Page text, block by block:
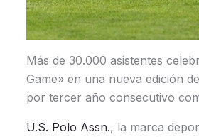
Más de 30.000 asistentes
Game» en una nueva edición
por tercer año consecutivo
U.S. Polo Assn., la marca